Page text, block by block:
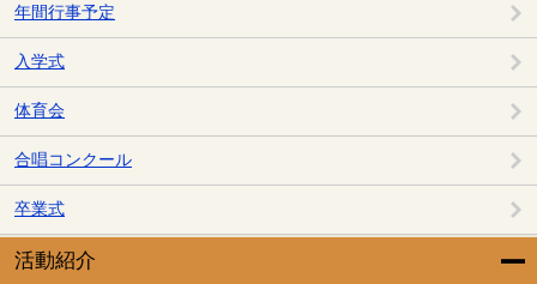
年間行事予定
入学式
体育会
合唱コンクール
卒業式
活動紹介